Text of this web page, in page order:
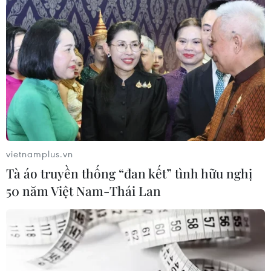
(TTXVN/Vietnam+)
vietnamplus.vn
Tà áo truyền thống “đan kết” tình hữu nghị
50 năm Việt Nam-Thái Lan